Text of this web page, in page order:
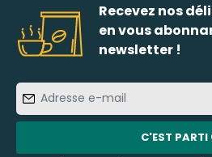
Recevez nos
en vous
newsletter !
e-
mail
C'EST PARTI